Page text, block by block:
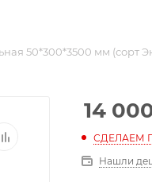
50*300*3500 мм (сорт
14
СДЕЛАЕМ
Нашли